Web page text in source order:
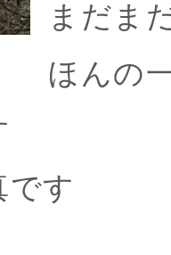
まだま
ほんの
です